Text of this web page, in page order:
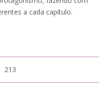
a cada capítulo.
213